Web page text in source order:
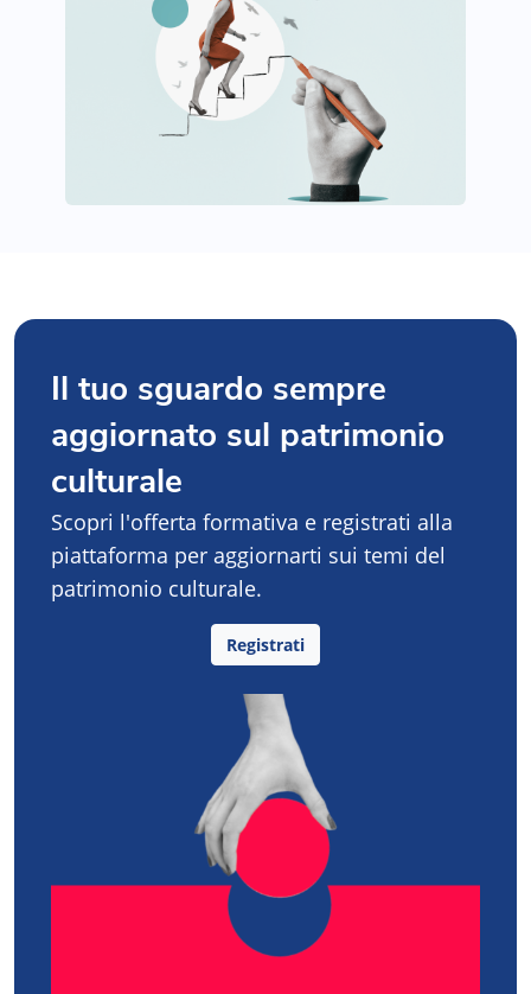
Il tuo sguardo sempre
aggiornato sul patrimonio
culturale
Scopri l'offerta formativa e registrati alla
piattaforma per aggiornarti sui temi del
patrimonio culturale.
Registrati